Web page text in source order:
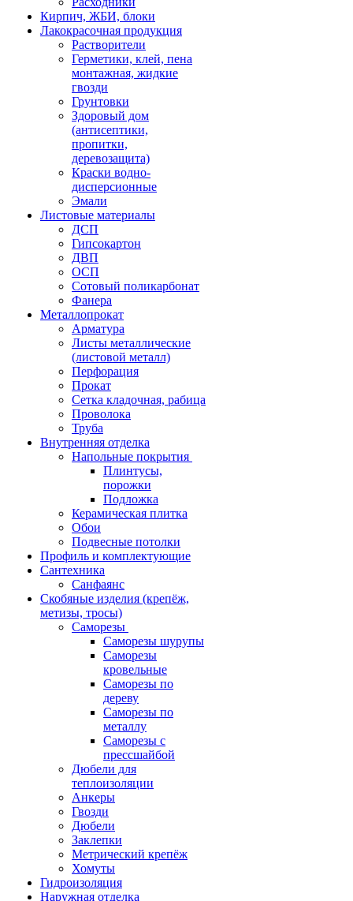
Кирпич, ЖБИ, блоки
Лакокрасочная продукция
Растворители
Герметики, клей, пена
монтажная, жидкие
гвозди
Грунтовки
Здоровый дом
(антисептики,
пропитки,
деревозащита)
Краски водно-
дисперсионные
Эмали
Листовые материалы
ДСП
Гипсокартон
ДВП
ОСП
Сотовый поликарбонат
Фанера
Металлопрокат
Арматура
Листы металлические
(листовой металл)
Перфорация
Прокат
Сетка кладочная, рабица
Проволока
Труба
Внутренняя отделка
Напольные покрытия
Плинтусы,
порожки
Подложка
Керамическая плитка
Обои
Подвесные потолки
Профиль и комплектующие
Сантехника
Санфаянс
Скобяные изделия (крепёж,
метизы, тросы)
Саморезы
Саморезы шурупы
Саморезы
кровельные
Саморезы по
дереву
Саморезы по
металлу
Саморезы с
прессшайбой
Дюбели для
теплоизоляции
Анкеры
Гвозди
Дюбели
Заклепки
Метрический крепёж
Хомуты
Гидроизоляция
Наружная отделка